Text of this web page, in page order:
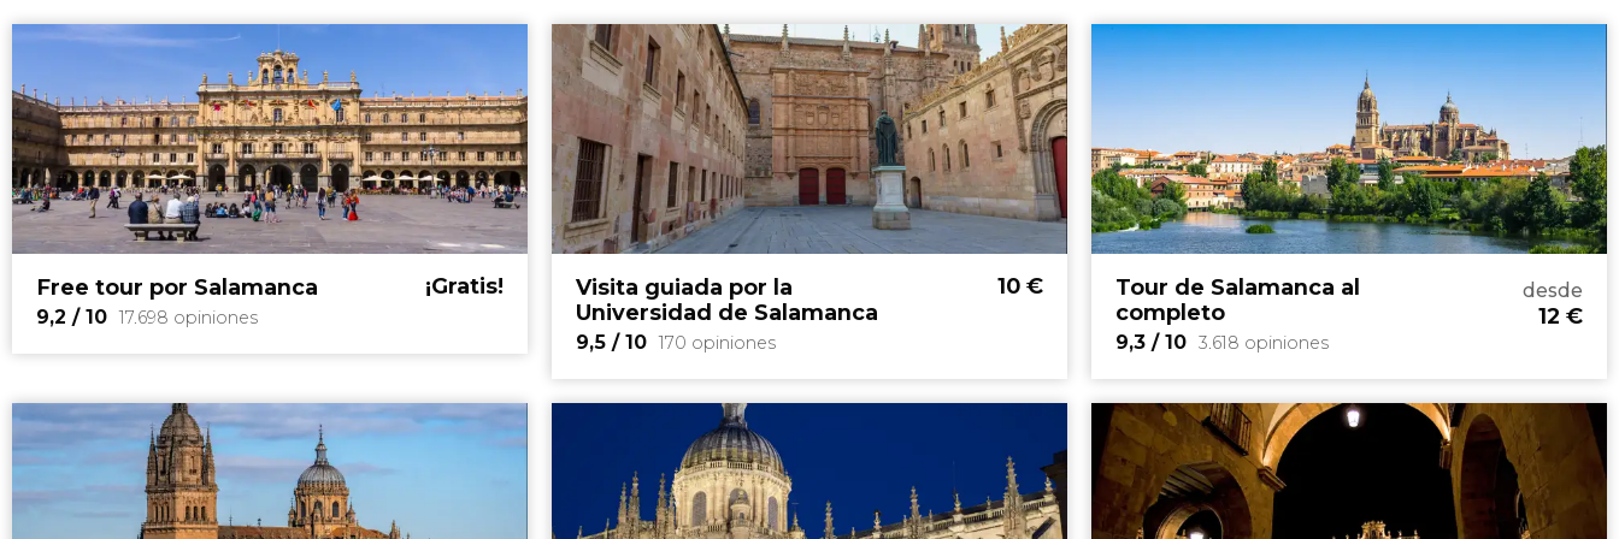
Free tour por Salamanca
9,2/ 10 17.698 opiniones
¡Gratis!
Visita guiada por la
Universidad de Salamanca
9,5 / 10 170 opiniones
10 €
Tour de Salamanca al
completo
9,3 / 10 3.618 opiniones
desde
12 €